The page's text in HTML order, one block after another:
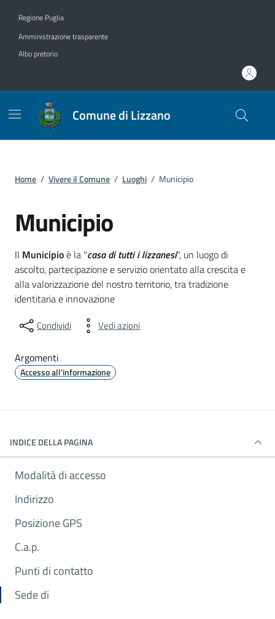
Regione Puglia
Amministrazione trasparente
Albo pretorio
Comune di Lizzano
Home / Vivere il Comune / Luoghi / Municipio
Municipio
Dettagli del luogo
Il Municipioè la "casa di tutti i lizzanesi", un luogo di
ascolto, partecipazione e servizio orientato alla crescita e
alla valorizzazione del nostro territorio, tra tradizione
identitaria e innovazione
Condividi Vedi azioni
Argomenti
Accesso all'informazione
INDICE DELLA PAGINA
Modalità di accesso
Indirizzo
Posizione GPS
C.a.p.
Punti di contatto
Sede di